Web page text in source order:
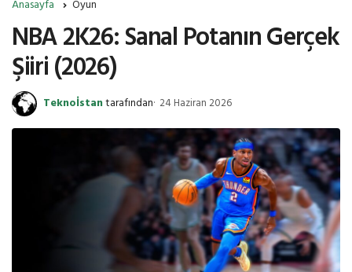
Anasayfa Oyun
NBA 2K26: Sanal Potanın Gerçek
Şiiri (2026)
Teknoİstantarafından 24 Haziran 2026